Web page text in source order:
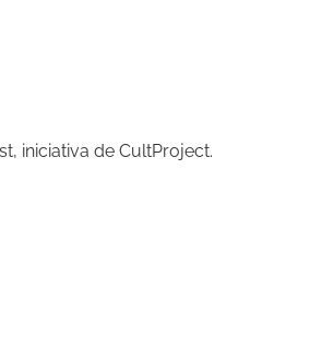
iniciativa de CultProject.